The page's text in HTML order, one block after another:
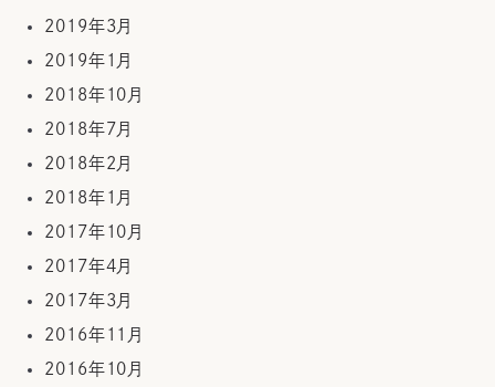
2019年3月
2019年1月
2018年10月
2018年7月
2018年2月
2018年1月
2017年10月
2017年4月
2017年3月
2016年11月
2016年10月